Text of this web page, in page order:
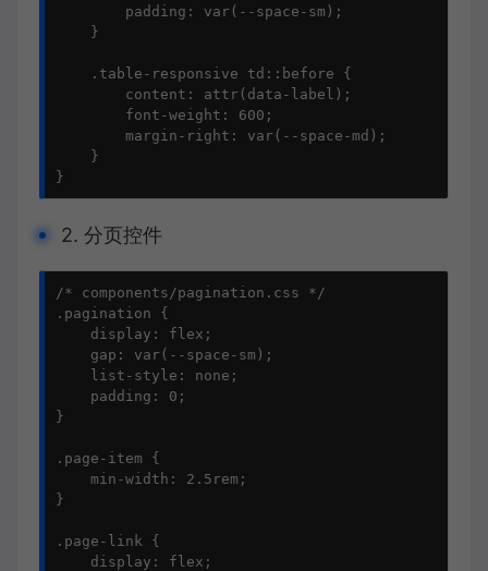
        padding: var(--space-sm);
    }
    .table-responsive td::before {
        content: attr(data-label);
        font-weight: 600;
        margin-right: var(--space-md);
    }
}
2. 分页控件
/* components/pagination.css */
.pagination {
    display: flex;
    gap: var(--space-sm);
    list-style: none;
    padding: 0;
}
.page-item {
    min-width: 2.5rem;
}
.page-link {
    display: flex;